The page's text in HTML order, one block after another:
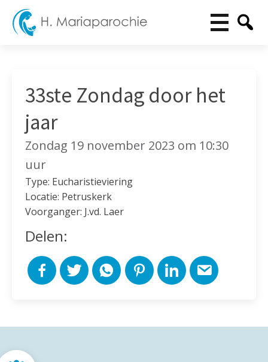
33ste Zondag door het
jaar
Zondag 19 november 2023 om 10:30
uur
Type: Eucharistieviering
Locatie: Petruskerk
Voorganger: J.vd. Laer
Delen: